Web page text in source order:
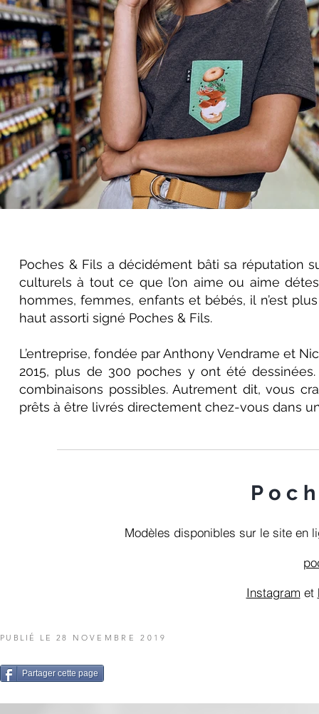
Poches & Fils a décidément bâti sa réputation
culturels à tout ce que l’on aime ou aime
hommes, femmes, enfants et bébés, il n’est
haut assorti signé Poches & Fils.
L’entreprise, fondée par Anthony Vendrame et
2015, plus de 300 poches y ont été
combinaisons possibles. Autrement dit, vous
prêts à être livrés directement chez-vous dans
Modèles disponibles sur le site en
Instagram et
PUBLIÉ LE 28 NOVEMBRE 2019
Partager cette page